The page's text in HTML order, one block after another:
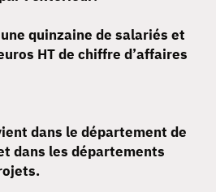
quinzaine de salariés et
HT de chiffre d’affaires
dans le département de
dans les départements